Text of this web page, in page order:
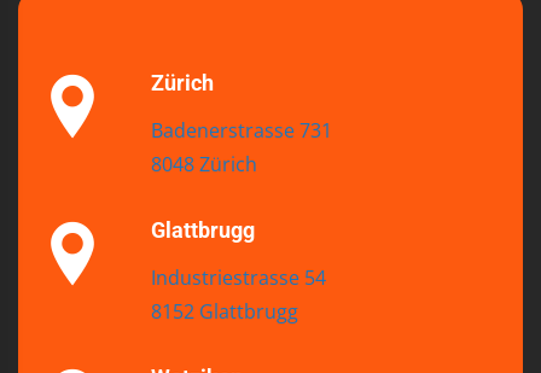
Zürich
Badenerstrasse 731
8048 Zürich
Glattbrugg
Industriestrasse 54
8152 Glattbrugg